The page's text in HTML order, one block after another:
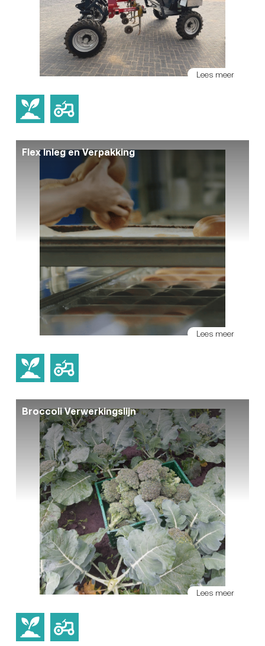
Lees meer
Flex Inleg en Verpakking
Lees meer
Broccoli Verwerkingslijn
Lees meer